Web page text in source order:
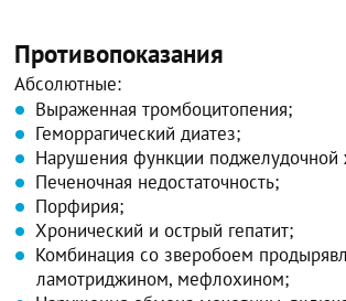
Противопоказания
Абсолютные:
Выраженная тромбоцитопения;
Геморрагический диатез;
Нарушения функции поджелудочной
Печеночная недостаточность;
Порфирия;
Хронический и острый гепатит;
Комбинация со зверобоем
ламотриджином, мефлохином;